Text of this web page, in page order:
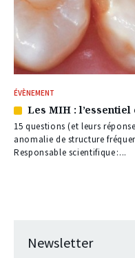
ÉVÈNEMENT
Article
réservé
à
nos
Les MIH :
15 questions (et leurs
anomalie de structure
Responsable scientifique :...
Newsletter